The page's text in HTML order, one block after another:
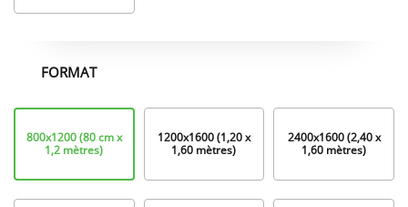
Format
FORMAT
800x1200 (80 cm x
1,2 mètres)
1200x1600 (1,20 x
1,60 mètres)
2400x1600 (2,40 x
1,60 mètres)